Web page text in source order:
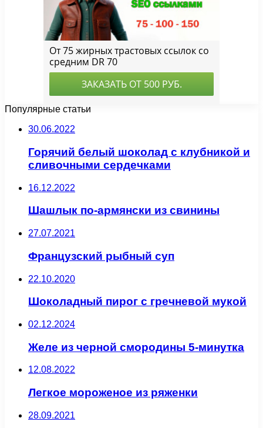
Популярные статьи
30.06.2022
Горячий белый шоколад с клубникой и
сливочными сердечками
16.12.2022
Шашлык по-армянски из свинины
27.07.2021
Французский рыбный суп
22.10.2020
Шоколадный пирог с гречневой мукой
02.12.2024
Желе из черной смородины 5-минутка
12.08.2022
Легкое мороженое из ряженки
28.09.2021